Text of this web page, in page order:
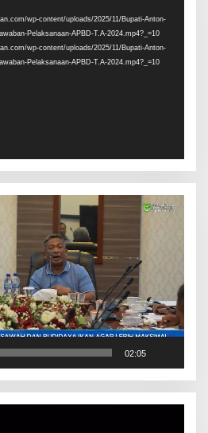
wp-content/uploads/2025/11/Bupati-Anton-
Pelaksanaan-APBD-T.A-2024.mp4?_=10
wp-content/uploads/2025/11/Bupati-Anton-
Pelaksanaan-APBD-T.A-2024.mp4?_=10
02:05